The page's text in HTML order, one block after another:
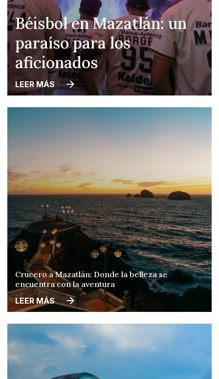
Béisbol en Mazatlán: un
paraíso para los
aficionados
LEER MÁS
Crucero a Mazatlán: Donde la belleza se
encuentra con la aventura
LEER MÁS